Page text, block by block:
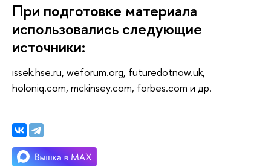
При подготовке материала
использовались следующие
источники:
issek.hse.ru, weforum.org, futuredotnow.uk,
holoniq.com, mckinsey.com, forbes.com и др.